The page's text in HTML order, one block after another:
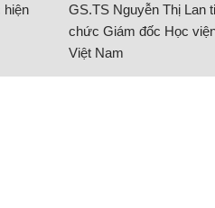
hiện
GS.TS Nguyễn Thị Lan
chức Giám đốc Học
Việt Nam